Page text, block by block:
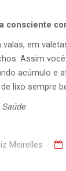
consciente
valas, em
Assim
acúmulo e
lixo sempre
Meirelles